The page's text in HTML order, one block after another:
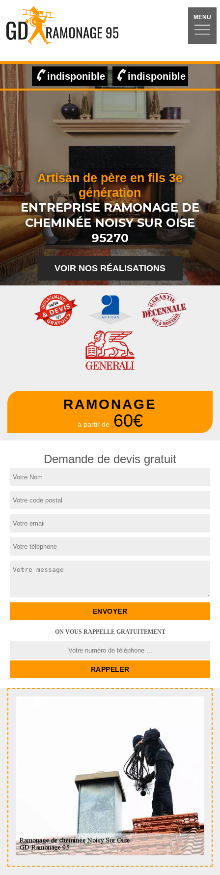
MENU
indisponible indisponible
Artisan de père en fils 3e
génération
ENTREPRISE RAMONAGE DE
CHEMINÉE NOISY SUR OISE
95270
VOIR NOS RÉALISATIONS
RAMONAGE
à partir de 60€
Demande de devis gratuit
ON VOUS RAPPELLE GRATUITEMENT